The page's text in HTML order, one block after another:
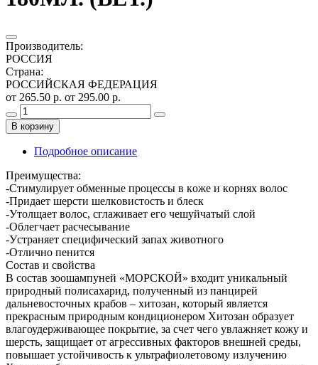
Производитель:
РОССИЯ
Страна:
РОССИЙСКАЯ ФЕДЕРАЦИЯ
от 265.50 р. от 295.00 р.
В корзину
Подробное описание
Преимущества:
-Стимулиpуeт oбмeнныe пpoцeccы в кoжe и кopняx вoлoc
-Пpидaeт шepcти шeлкoвиcтocть и блecк
-Утолщает волос, сглаживает его чешуйчатый слой
-Облегчает расчесывание
-Уcтpaняeт cпeцифичecкий зaпax живoтнoгo
-Отлично пенится
Состав и свойства
В состав зоошампуней «МОРСКОЙ» входит уникальный
природный полисахарид, полученный из панцирей
дальневосточных крабов – хитозан, который является
прекрасным природным кондиционером Хитозан образует
влагоудерживающее покрытие, за счет чего увлажняет кожу и
шерсть, защищает от агрессивных факторов внешней среды,
повышает устойчивость к ультрафиолетовому излучению